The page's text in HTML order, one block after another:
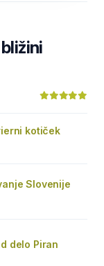
kotiček
Slovenije
delo Piran